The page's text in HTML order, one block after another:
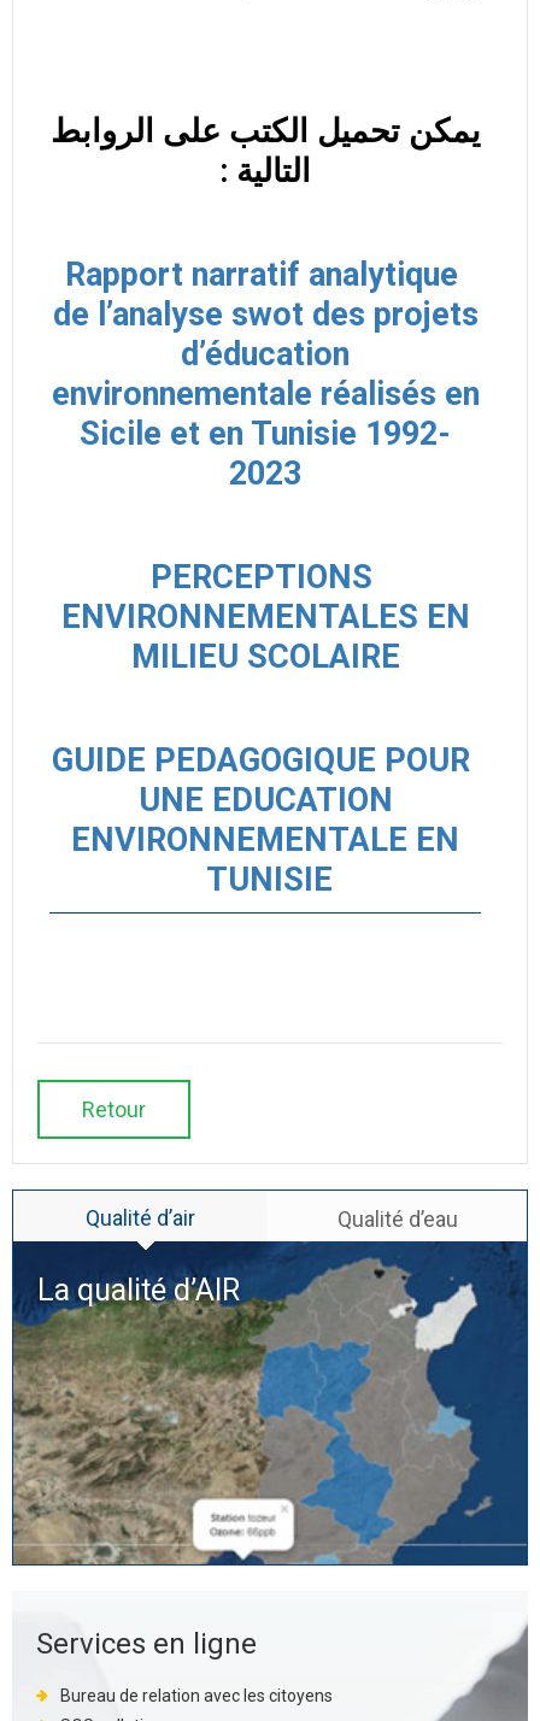
يمكن تحميل الكتب على الروابط
التالية :
Rapport narratif analytique
de l’analyse swot des projets
d’éducation
environnementale réalisés en
Sicile et en Tunisie 1992-
2023
PERCEPTIONS
ENVIRONNEMENTALES EN
MILIEU SCOLAIRE
GUIDE PEDAGOGIQUE POUR
UNE EDUCATION
ENVIRONNEMENTALE EN
TUNISIE
Retour
Qualité d’air Qualité d’eau
La qualité d’AIR
Services en ligne
Bureau de relation avec les citoyens